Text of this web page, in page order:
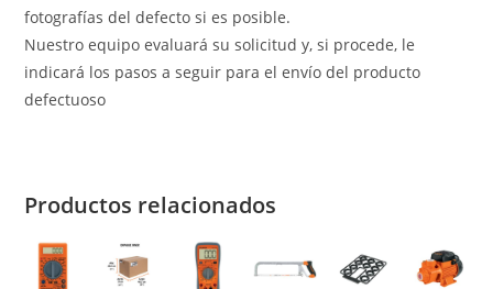
fotografías del defecto si es posible.
Nuestro equipo evaluará su solicitud y, si procede, le
indicará los pasos a seguir para el envío del producto
defectuoso
Productos relacionados